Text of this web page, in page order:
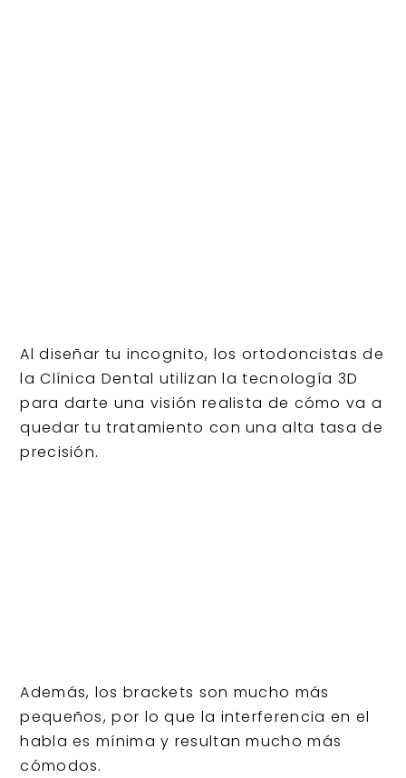
Al diseñar tu incognito, los ortodoncistas de
la Clínica Dental utilizan la tecnología 3D
para darte una visión realista de cómo va a
quedar tu tratamiento con una alta tasa de
precisión.
Además, los brackets son mucho más
pequeños, por lo que la interferencia en el
habla es mínima y resultan mucho más
cómodos.